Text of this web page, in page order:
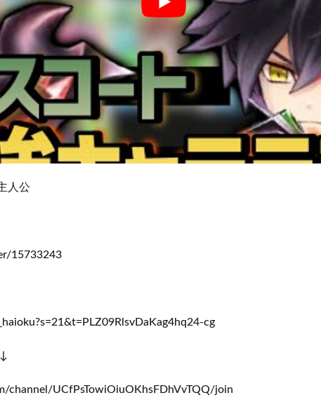
人公
15733243
cg
channel/UCfPsTowiOiuOKhsFDhVvTQQ/join